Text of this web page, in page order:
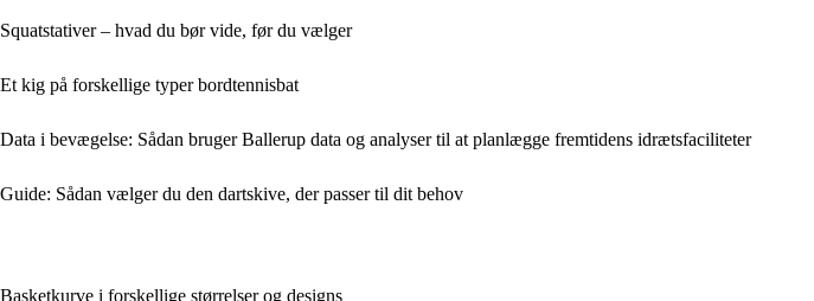
Squatstativer – hvad du bør vide, før du vælger
Et kig på forskellige typer bordtennisbat
Data i bevægelse: Sådan bruger Ballerup data og analyser til at planlægge fremtidens idrætsfaciliteter
Guide: Sådan vælger du den dartskive, der passer til dit behov
Basketkurve i forskellige størrelser og designs